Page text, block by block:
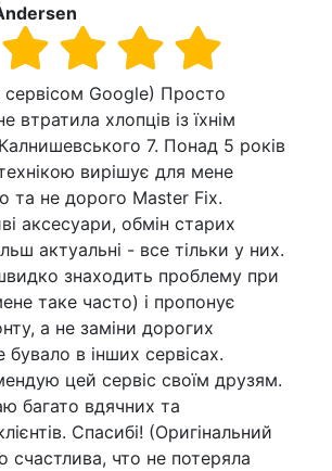
Google) Просто
втратила хлопців із їхнім
7. Понад 5 років
вирішує для мене
та не дорого Master Fix.
аксесуари, обмін старих
актуальні - все тільки у них.
знаходить проблему при
таке часто) і пропонує
а не заміни дорогих
бувало в інших сервісах.
цей сервіс своїм друзям.
багато вдячних та
Спасибі! (Оригінальний
счастлива, что не потеряла